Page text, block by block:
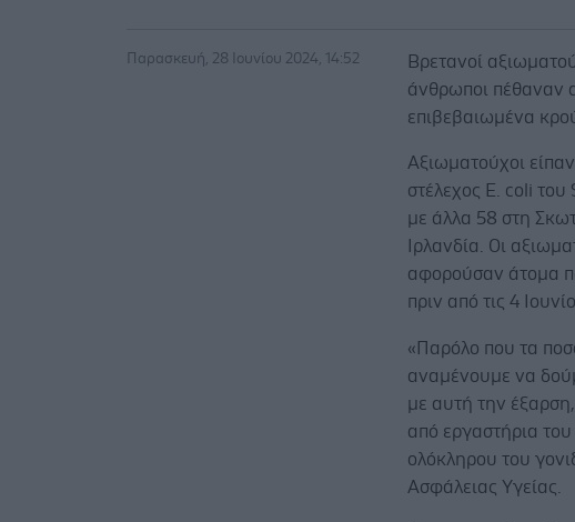
Παρασκευή, 28 Ιουνίου 2024, 14:52
Βρετανοί
άνθρωποι πέθαναν
επιβεβαιωμένα
Αξιωματούχοι
στέλεχος E. coli του
με άλλα 58 στη
Ιρλανδία. Οι
αφορούσαν άτομα
πριν από τις 4
«Παρόλο που τα
αναμένουμε να
με αυτή την
από εργαστήρια του
ολόκληρου του
Ασφάλειας Υγείας.